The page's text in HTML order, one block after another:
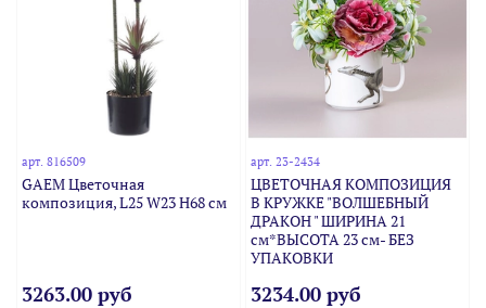
арт.816509
GAEM Цветочная
композиция, L25 W23 H68 см
3263.00 руб
арт. 23-2434
ЦВЕТОЧНАЯ КОМПОЗИЦИЯ
В КРУЖКЕ "ВОЛШЕБНЫЙ
ДРАКОН " ШИРИНА 21
см*ВЫСОТА 23 см- БЕЗ
УПАКОВКИ
3234.00 руб